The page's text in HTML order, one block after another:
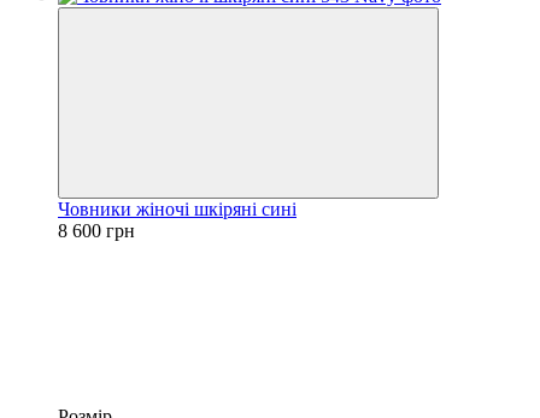
Човники жіночі шкіряні сині
8 600 грн